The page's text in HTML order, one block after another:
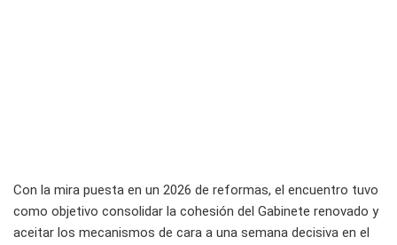
Con la mira puesta en un 2026 de reformas, el encuentro tuvo
como objetivo consolidar la cohesión del Gabinete renovado y
aceitar los mecanismos de cara a una semana decisiva en el